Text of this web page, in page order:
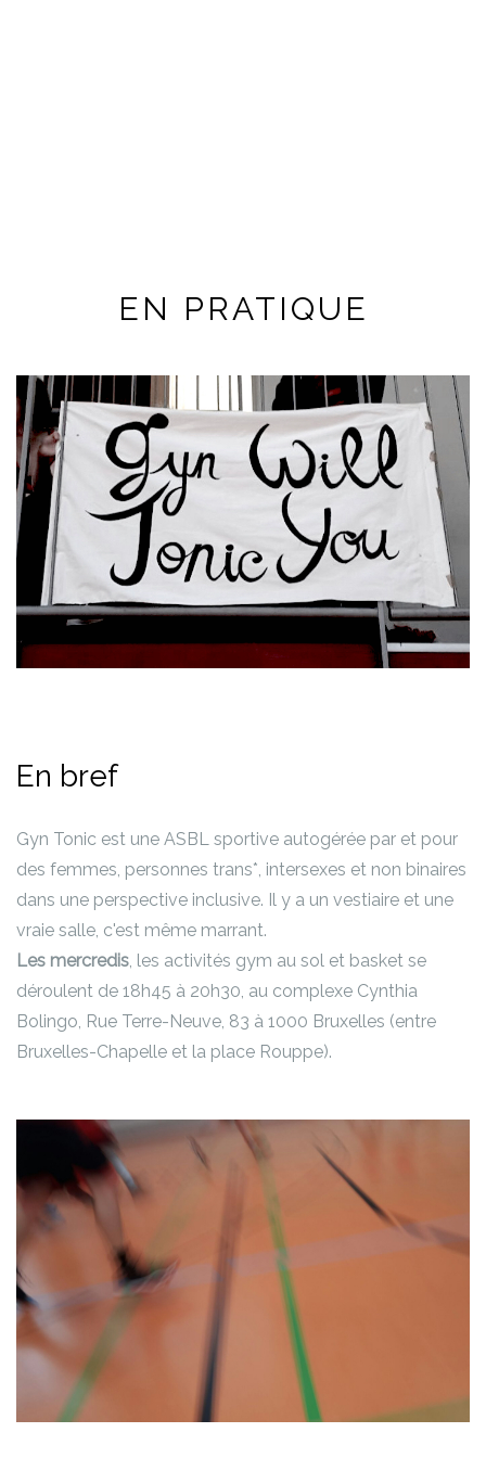
EN PRATIQUE
En bref
Gyn Tonic est une ASBL sportive autogérée par et pour
des femmes, personnes trans*, intersexes et non binaires
dans une perspective inclusive. Il y a un vestiaire et une
vraie salle, c'est même marrant.
Les mercredis, les activités gym au sol et basket se
déroulent de 18h45 à 20h30, au complexe Cynthia
Bolingo, Rue Terre-Neuve, 83 à 1000 Bruxelles (entre
Bruxelles-Chapelle et la place Rouppe).